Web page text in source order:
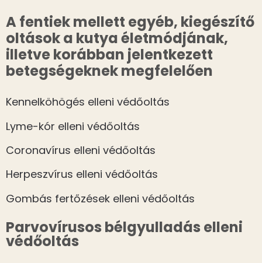
A fentiek mellett egyéb, kiegészítő
oltások a kutya életmódjának,
illetve korábban jelentkezett
betegségeknek megfelelően
Kennelköhögés elleni védőoltás
Lyme-kór elleni védőoltás
Coronavírus elleni védőoltás
Herpeszvírus elleni védőoltás
Gombás fertőzések elleni védőoltás
Parvovírusos bélgyulladás elleni
védőoltás